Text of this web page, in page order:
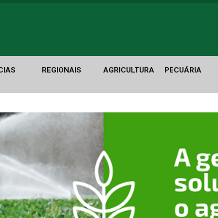
REGIONAIS AGRICULTURA PECUÁRIA